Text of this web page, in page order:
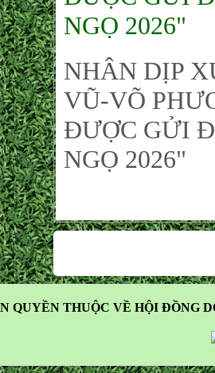
NGỌ 2026"
NHÂN DỊP
VŨ-VÕ
ĐƯỢC GỬI
NGỌ 2026"
QUYỀN THUỘC VỀ HỘI ĐỒNG